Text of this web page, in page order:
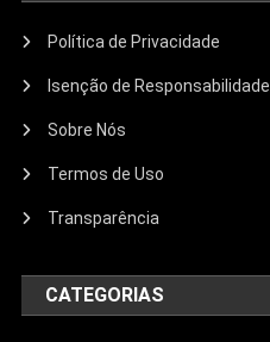
Política de Privacidade
Isenção de Responsabilidade
Sobre Nós
Termos de Uso
Transparência
CATEGORIAS